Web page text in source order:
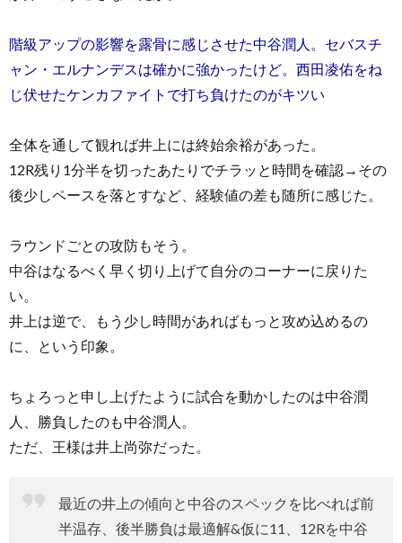
階級アップの影響を露骨に感じさせた中谷潤人。セバスチ
ャン・エルナンデスは確かに強かったけど。西田凌佑をね
じ伏せたケンカファイトで打ち負けたのがキツい
全体を通して観れば井上には終始余裕があった。
12R残り1分半を切ったあたりでチラッと時間を確認→その
後少しペースを落とすなど、経験値の差も随所に感じた。
ラウンドごとの攻防もそう。
中谷はなるべく早く切り上げて自分のコーナーに戻りた
い。
井上は逆で、もう少し時間があればもっと攻め込めるの
に、という印象。
ちょろっと申し上げたように試合を動かしたのは中谷潤
人、勝負したのも中谷潤人。
ただ、王様は井上尚弥だった。
最近の井上の傾向と中谷のスペックを比べれば前
半温存、後半勝負は最適解&仮に11、12Rを中谷